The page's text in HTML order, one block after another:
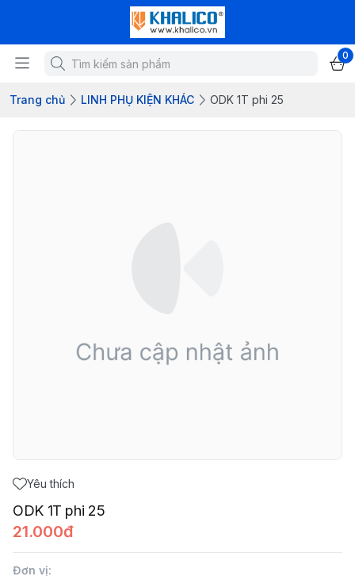
0
Trang chủ LINH PHỤ KIỆN KHÁC ODK 1T phi 25
Yêu thích
ODK 1T phi 25
21.000đ
Đơn vị: